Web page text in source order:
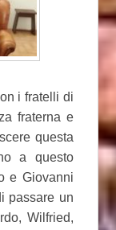
i fratelli di
fraterna e
questa
a questo
e Giovanni
passare un
Wilfried,